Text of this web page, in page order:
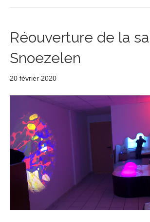
Réouverture de la
Snoezelen
20 février 2020